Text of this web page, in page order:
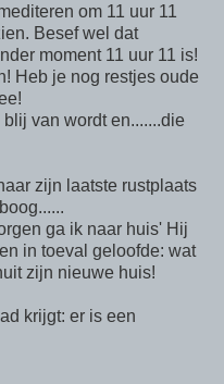
om 11 uur 11
Besef wel dat
moment 11 uur 11 is!
Heb je nog restjes oude
van wordt en.......die
zijn laatste rustplaats
ga ik naar huis' Hij
in toeval geloofde: wat
zijn nieuwe huis!
krijgt: er is een